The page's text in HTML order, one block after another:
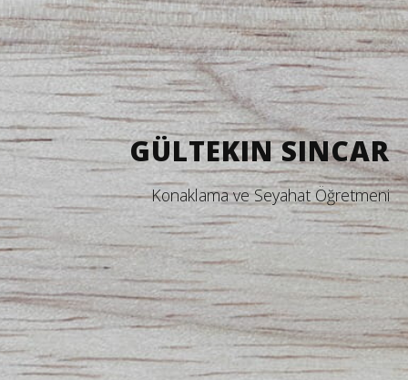
GÜLTEKIN SINCAR
Konaklama ve Seyahat Öğretmeni